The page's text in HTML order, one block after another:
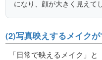
になり、顔が大きく見えて
(2)写真映えするメイク
「日常で映えるメイク」